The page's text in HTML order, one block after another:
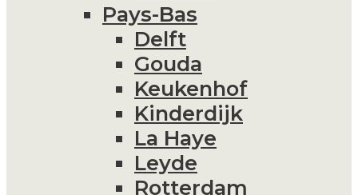
Pays-Bas
Delft
Gouda
Keukenhof
Kinderdijk
La Haye
Leyde
Rotterdam